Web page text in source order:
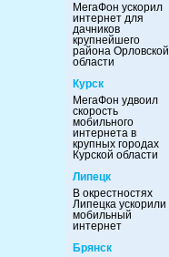
МегаФон ускорил
интернет для
дачников
крупнейшего
района Орловской
области
Курск
МегаФон удвоил
скорость
мобильного
интернета в
крупных городах
Курской области
Липецк
В окрестностях
Липецка ускорили
мобильный
интернет
Брянск